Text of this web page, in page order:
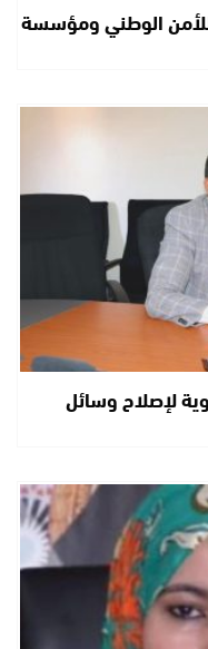
للأمن الوطني ومؤسسة
لإصلاح وسائل